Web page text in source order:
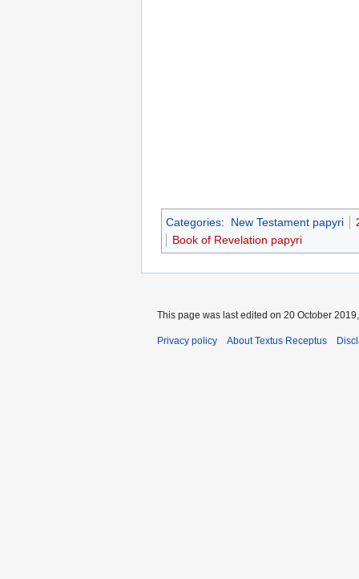
Categories: New Testament papyri
Book of Revelation papyri
This page was last edited on 20 October
Privacy policy About Textus Receptus